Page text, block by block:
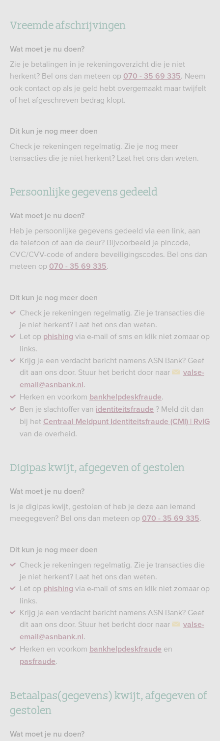
Vreemde afschrijvingen
Wat moet je nu doen?
Zie je betalingen in je rekeningoverzicht die je niet
herkent? Bel ons dan meteen op 070 - 35 69 335. Neem
ook contact op als je geld hebt overgemaakt maar twijfelt
of het afgeschreven bedrag klopt.
Dit kun je nog meer doen
Check je rekeningen regelmatig. Zie je nog meer
transacties die je niet herkent? Laat het ons dan weten.
Persoonlijke gegevens gedeeld
Wat moet je nu doen?
Heb je persoonlijke gegevens gedeeld via een link, aan
de telefoon of aan de deur? Bijvoorbeeld je pincode,
CVC/CVV-code of andere beveiligingscodes. Bel ons dan
meteen op 070 - 35 69 335.
Dit kun je nog meer doen
Check je rekeningen regelmatig. Zie je transacties die
je niet herkent? Laat het ons dan weten.
Let op phishing via e-mail of sms en klik niet zomaar op
links.
Krijg je een verdacht bericht namens ASN Bank? Geef
dit aan ons door. Stuur het bericht door naar
valse-
email@asnbank.nl .
Herken en voorkom bankhelpdeskfraude.
Ben je slachtoffer van identiteitsfraude ? Meld dit dan
bij het Centraal Meldpunt Identiteitsfraude (CMI) | RvIG
van de overheid.
Digipas kwijt, afgegeven of gestolen
Wat moet je nu doen?
Is je digipas kwijt, gestolen of heb je deze aan iemand
meegegeven? Bel ons dan meteen op 070 - 35 69 335.
Dit kun je nog meer doen
Check je rekeningen regelmatig. Zie je transacties die
je niet herkent? Laat het ons dan weten.
Let op phishing via e-mail of sms en klik niet zomaar op
links.
Krijg je een verdacht bericht namens ASN Bank? Geef
dit aan ons door. Stuur het bericht door naar
valse-
email@asnbank.nl .
Herken en voorkom bankhelpdeskfraude en
pasfraude.
Betaalpas(gegevens) kwijt, afgegeven of
gestolen
Wat moet je nu doen?